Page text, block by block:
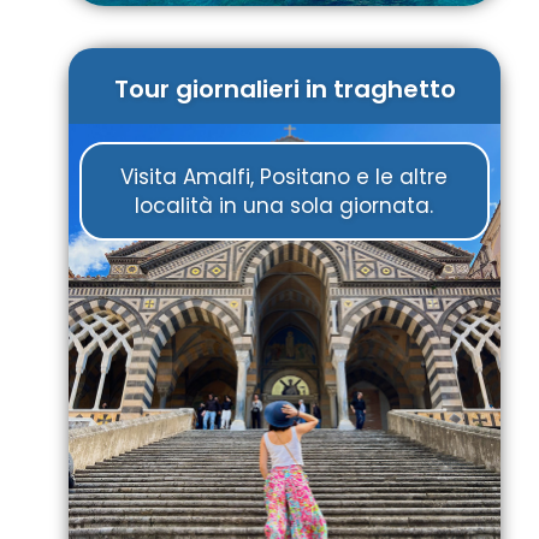
Tour giornalieri in traghetto
Visita Amalfi, Positano e le altre
località in una sola giornata.